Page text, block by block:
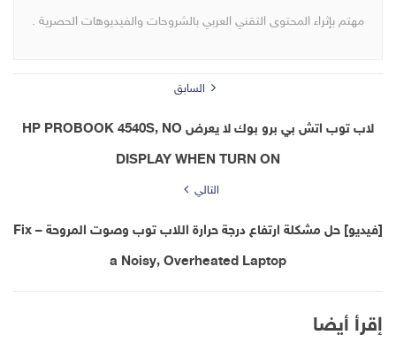
مهتم بإثراء المحتوى التقني العربي بالشروحات والفيديوهات الحصرية .
السابق
لاب توب اتش بي برو بوك لا يعرض HP PROBOOK 4540S, NO
DISPLAY WHEN TURN ON
التالي
[فيديو] حل مشكلة ارتفاع درجة حرارة اللاب توب وصوت المروحة – Fix
a Noisy, Overheated Laptop
إقرأ أيضا